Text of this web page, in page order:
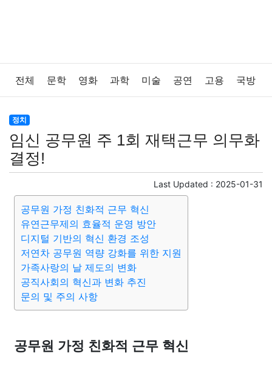
전체 문학 영화 과학 미술 공연 고용 국방
법률
보건 질병 가요 방송 일상 주식 암호화폐
반려동물 패션 미용
증권 인테리어 요리 상품리뷰
게임 스포츠 사진 대출 자동차
맛집 IT 컴퓨터 기술 종교
의료 의학 경제 마케팅 부동산
교통 생활 기타
정치
임신 공무원 주 1회 재택근무 의무화
결정!
Last Updated : 2025-01-31
공무원 가정 친화적 근무 혁신
유연근무제의 효율적 운영 방안
디지털 기반의 혁신 환경 조성
저연차 공무원 역량 강화를 위한 지원
가족사랑의 날 제도의 변화
공직사회의 혁신과 변화 추진
문의 및 주의 사항
공무원 가정 친화적 근무 혁신